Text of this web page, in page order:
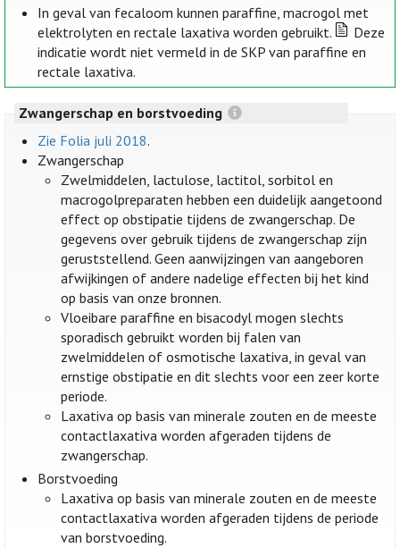
In geval van fecaloom kunnen paraffine, macrogol met
elektrolyten en rectale laxativa worden gebruikt.
Deze
indicatie wordt niet vermeld in de SKP van paraffine en
rectale laxativa.
Zwangerschap en borstvoeding
Zie Folia juli 2018.
Zwangerschap
Zwelmiddelen, lactulose, lactitol, sorbitol en
macrogolpreparaten hebben een duidelijk aangetoond
effect op obstipatie tijdens de zwangerschap. De
gegevens over gebruik tijdens de zwangerschap zijn
geruststellend. Geen aanwijzingen van aangeboren
afwijkingen of andere nadelige effecten bij het kind
op basis van onze bronnen.
Vloeibare paraffine en bisacodyl mogen slechts
sporadisch gebruikt worden bij falen van
zwelmiddelen of osmotische laxativa, in geval van
ernstige obstipatie en dit slechts voor een zeer korte
periode.
Laxativa op basis van minerale zouten en de meeste
contactlaxativa worden afgeraden tijdens de
zwangerschap.
Borstvoeding
Laxativa op basis van minerale zouten en de meeste
contactlaxativa worden afgeraden tijdens de periode
van borstvoeding.